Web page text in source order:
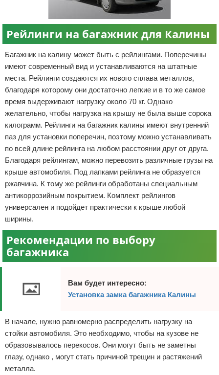
Право
Отказ от ответственности
Рейлинги на багажник для Калины
Багажник на калину может быть с рейлингами. Поперечины
имеют современный вид и устанавливаются на штатные
места. Рейлинги создаются их нового сплава металлов,
благодаря которому они достаточно легкие и в то же самое
время выдерживают нагрузку около 70 кг. Однако
желательно, чтобы нагрузка на крышу не была выше сорока
килограмм. Рейлинги на багажник калины имеют внутренний
паз для установки поперечин, поэтому можно устанавливать
по всей длине рейлинга на любом расстоянии друг от друга.
Благодаря рейлингам, можно перевозить различные грузы на
крыше автомобиля. Под лапками рейлинга не образуется
ржавчина. К тому же рейлинги обработаны специальным
антикоррозийным покрытием. Комплект рейлингов
универсален и подойдет практически к крыше любой
ширины.
Рекомендации по выбору
багажника
Вам будет интересно:
Установка замка багажника Калины
В начале, нужно равномерно распределить нагрузку на
стойки автомобиля. Это необходимо, чтобы на кузове не
образовывалось перекосов. Они могут быть не заметны
глазу, однако , могут стать причиной трещин и растяжений
металла.